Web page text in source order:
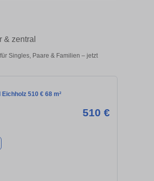
zentral
Singles, Paare & Familien – jetzt
510 € 68 m²
510 €